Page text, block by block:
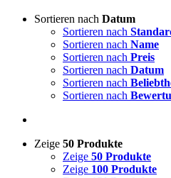
Sortieren nach Datum
Sortieren nach
Sortieren nach Name
Sortieren nach Preis
Sortieren nach Datum
Sortieren nach
Sortieren nach
Zeige 50 Produkte
Zeige 50 Produkte
Zeige 100 Produkte